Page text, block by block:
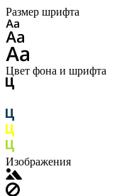
Размер шрифта
Цвет фона и шрифта
Изображения